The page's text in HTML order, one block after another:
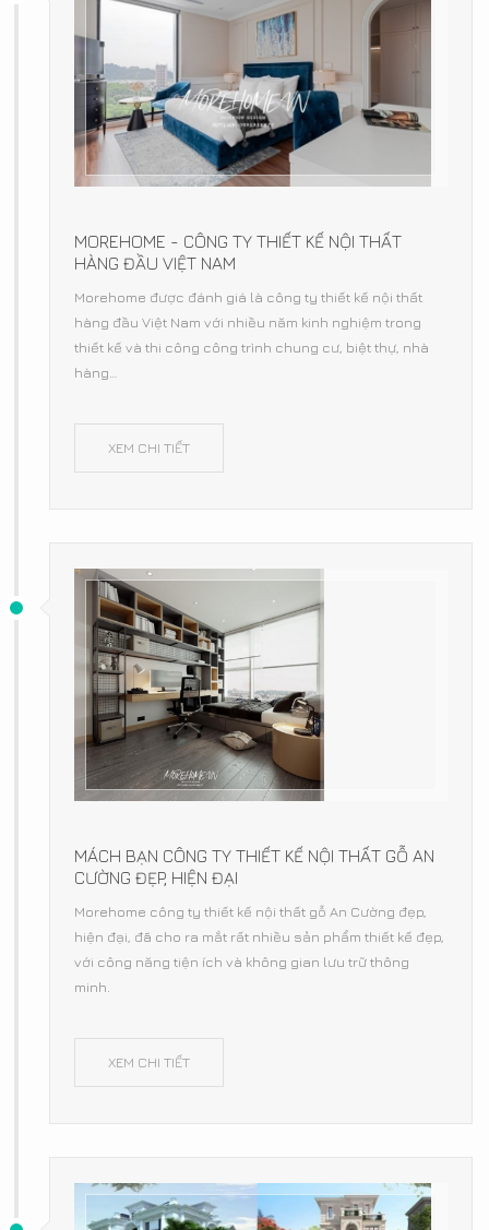
MOREHOME - CÔNG TY THIẾT KẾ NỘI THẤT
HÀNG ĐẦU VIỆT NAM
Morehome được đánh giá là công ty thiết kế nội thất
hàng đầu Việt Nam với nhiều năm kinh nghiệm trong
thiết kế và thi công công trình chung cư, biệt thự, nhà
hàng…
XEM CHI TIẾT
MÁCH BẠN CÔNG TY THIẾT KẾ NỘI THẤT GỖ AN
CƯỜNG ĐẸP, HIỆN ĐẠI
Morehome công ty thiết kế nội thất gỗ An Cường đẹp,
hiện đại, đã cho ra mắt rất nhiều sản phẩm thiết kế đẹp,
với công năng tiện ích và không gian lưu trữ thông
minh.
XEM CHI TIẾT